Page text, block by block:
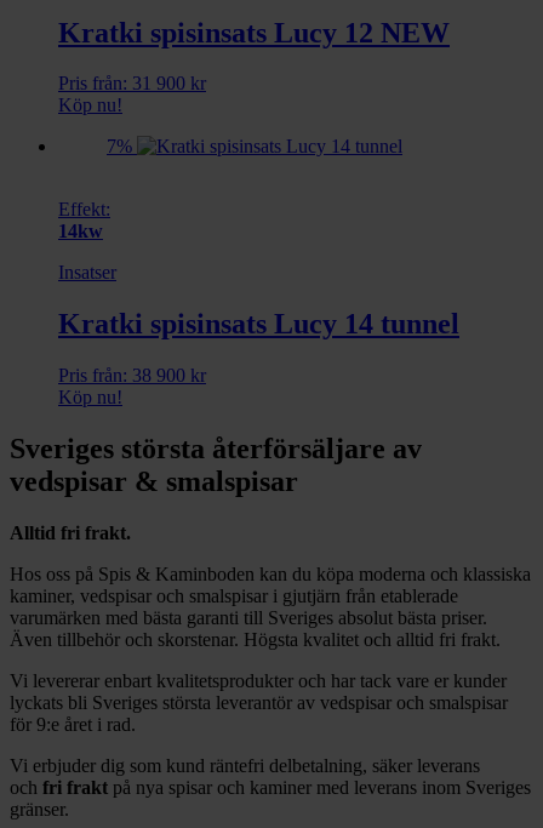
Kratki spisinsats Lucy 12 NEW
Pris från: 31 900 kr
Köp nu!
7%
Effekt:
14kw
Insatser
Kratki spisinsats Lucy 14 tunnel
Pris från: 38 900 kr
Köp nu!
Sveriges största återförsäljare av
vedspisar & smalspisar
Alltid fri frakt.
Hos oss på Spis & Kaminboden kan du köpa moderna och klassiska
kaminer, vedspisar och smalspisar i gjutjärn från etablerade
varumärken med bästa garanti till Sveriges absolut bästa priser.
Även tillbehör och skorstenar. Högsta kvalitet och alltid fri frakt.
Vi levererar enbart kvalitetsprodukter och har tack vare er kunder
lyckats bli Sveriges största leverantör av vedspisar och smalspisar
för 9:e året i rad.
Vi erbjuder dig som kund räntefri delbetalning, säker leverans
och fri frakt på nya spisar och kaminer med leverans inom Sveriges
gränser.